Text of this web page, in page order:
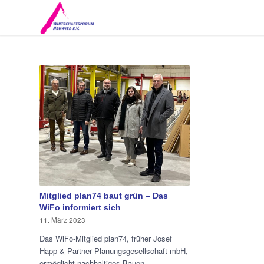
Mitglied plan74 baut grün – Das
WiFo informiert sich
11. März 2023
Das WiFo-Mitglied plan74, früher Josef
Happ & Partner Planungsgesellschaft mbH,